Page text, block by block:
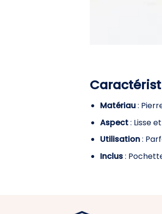
Matériau:
Aspect: Lisse
Utilisation:
Inclus: